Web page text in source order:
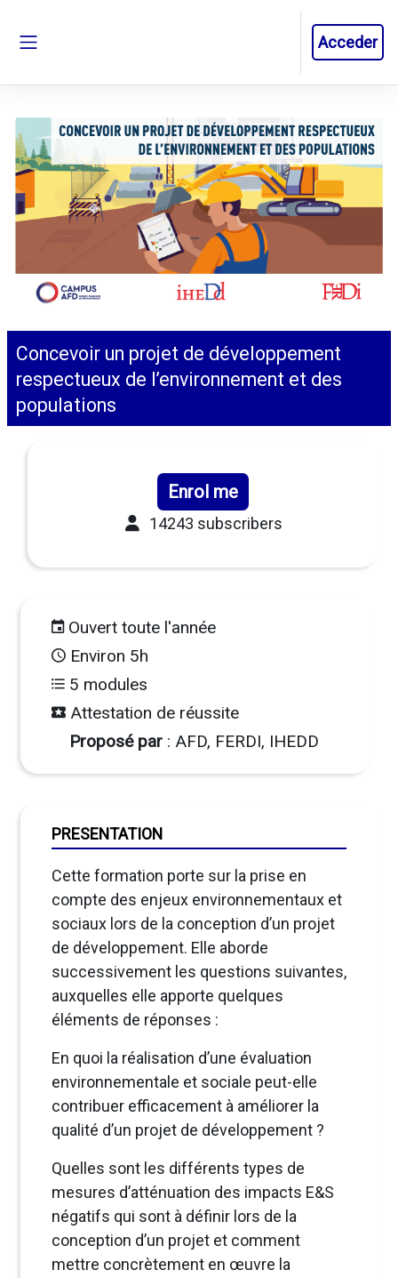
Acceder
Concevoir un projet de développement
respectueux de l’environnement et des
populations
Ouvert toute l'année
Environ 5h
5 modules
Attestation de réussite
Proposé par : AFD, FERDI, IHEDD
Enrol me
14243 subscribers
PRESENTATION
Cette formation porte sur la prise en
compte des enjeux environnementaux et
sociaux lors de la conception d’un projet
de développement. Elle aborde
successivement les questions suivantes,
auxquelles elle apporte quelques
éléments de réponses :
En quoi la réalisation d’une évaluation
environnementale et sociale peut-elle
contribuer efficacement à améliorer la
qualité d’un projet de développement ?
Quelles sont les différents types de
mesures d’atténuation des impacts E&S
négatifs qui sont à définir lors de la
conception d’un projet et comment
mettre concrètement en œuvre la